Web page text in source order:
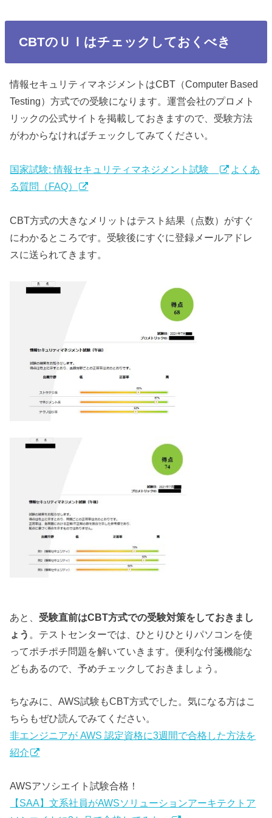
CBTのＵＩはチェックしておくべき
情報セキュリティマネジメントはCBT（Computer Based
Testing）方式での受験になります。運営会社のプロメト
リックの公式サイトを掲載しておきますので、受験方法
がわからなければチェックしてみてください。
国家試験:情報セキュリティマネジメント試験
よくあ
る質問（FAQ）
CBT方式の大きなメリットはテスト結果（点数）がすぐ
にわかるところです。受験後にすぐに登録メールアドレ
スに送られてきます。
あと、 受験直前はCBT方式での受験対策をしておきまし
ょう 。テストセンターでは、ひとりひとりパソコンを使
ってポチポチ問題を解いていきます。便利な付箋機能な
どもあるので、予めチェックしておきましょう。
ちなみに、AWS試験もCBT方式でした。気になる方はこ
ちらもぜひ読んでみてください。
非エンジニアが AWS 認定資格に3週間で合格した方法を
紹介
AWSアソシエイト試験合格！
【SAA】文系社員がAWSソリューションアーキテクトア